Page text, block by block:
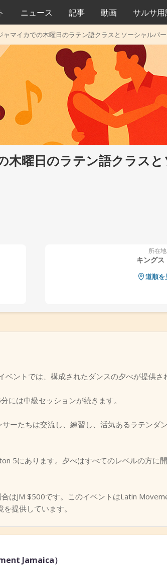
ニュース 記事 動画 サルサ
ャマイカでの木曜日のラテン語クラスとソーシャルパ
曜日のラテン語クラス
所在地
キングス
道順を
ントでは、構成されたダンスの夕べが提供さ
には中級セッションが続きます。
ーたちは交流し、練習し、活気あるラテンダ
5にあります。夕べはすべてのレベルの方に
はJM $500です。このイベントはLatin
提供しています。
Jamaica）